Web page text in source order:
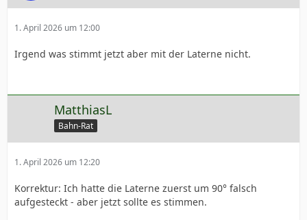
1. April 2026 um 12:00
Irgend was stimmt jetzt aber mit der Laterne nicht.
MatthiasL
Bahn-Rat
1. April 2026 um 12:20
Korrektur: Ich hatte die Laterne zuerst um 90° falsch
aufgesteckt - aber jetzt sollte es stimmen.